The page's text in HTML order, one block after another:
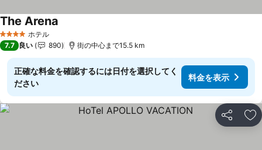
4 ホテルのランク
ホテル
The Arena
7.7 良い 890 街の中心まで15.5 km
正確な料金を確認するには日付を選択してく
ださい
料金を表示
シェア お